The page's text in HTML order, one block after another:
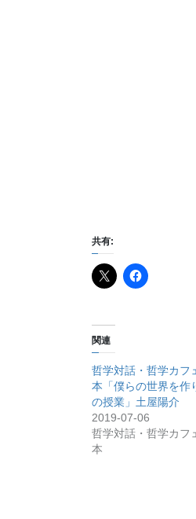
共有:
関連
哲学対話・哲学カフ
本「僕らの世界を作
の授業」土屋陽介
2019-07-06
哲学対話・哲学カフ
本